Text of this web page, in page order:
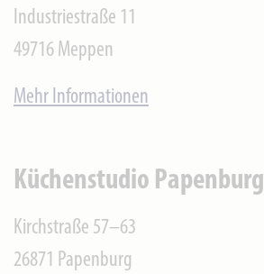
Industriestraße 11
49716 Meppen
Mehr Informationen
Küchenstudio Papenburg
Kirchstraße 57–63
26871 Papenburg